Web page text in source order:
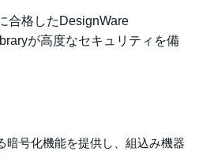
合格したDesignWare
が高度なセキュリティを備
暗号化機能を提供し、組込み機器